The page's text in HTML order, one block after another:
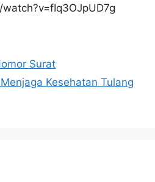
Surat
Kesehatan Tulang